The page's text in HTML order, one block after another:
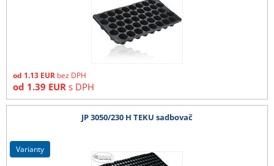
od 1.13 EUR bez DPH
od 1.39 EUR s DPH
JP 3050/230 H TEKU sadbovač
varianty